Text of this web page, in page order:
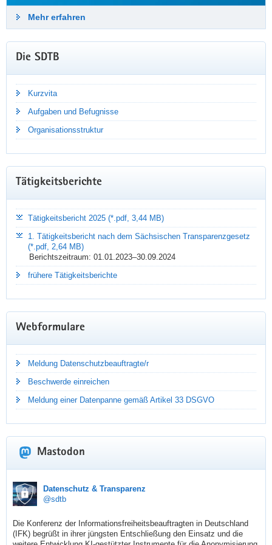
NEUIGKEITEN PER E-MAIL
Mit dem Newsletter der Sächsischen Datenschutz- und
Transparenzbeauftragten erhalten Sie quartalsweise aktuelle
Informationen, Tipps und Praxiswissen – kostenlos und direkt
in Ihr E-Mail-Postfach.
Mehr erfahren
TÄTIGKEITSBERICHT DATENSCHUTZ
2025
Dr. Juliane Hundert hat ihren neuen Jahresbericht
Mehr erfahren
Die SDTB
Kurzvita
Aufgaben und Befugnisse
Organisationsstruktur
Tätigkeitsberichte
Tätigkeitsbericht 2025 (*.pdf, 3,44 MB)
1. Tätigkeitsbericht nach dem Sächsischen Transparenzgesetz
(*.pdf, 2,64 MB)
Berichtszeitraum: 01.01.2023–30.09.2024
frühere Tätigkeitsberichte
Webformulare
Meldung Datenschutzbeauftragte/r
Beschwerde einreichen
Meldung einer Datenpanne gemäß Artikel 33 DSGVO
Mastodon
sdtb
Datenschutz & Transparenz
@sdtb
Die Konferenz der Informationsfreiheitsbeauftragten in Deutschland
(IFK) begrüßt in ihrer jüngsten Entschließung den Einsatz und die